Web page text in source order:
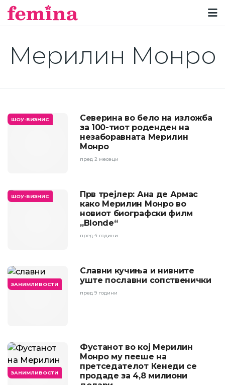
Мерилин Монро
ШОУ-БИЗНИС
Северина во бело на изложба
за 100-тиот роденден на
незаборавната Мерилин
Монро
пред 2 месеци
ШОУ-БИЗНИС
Прв трејлер: Ана де Армас
како Мерилин Монро во
новиот биографски филм
„Blonde“
пред 4 години
ЗАНИМЛИВОСТИ
Славни кучиња и нивните
уште пославни сопственички
пред 9 години
ЗАНИМЛИВОСТИ
Фустанот во кој Мерилин
Монро му пееше на
претседателот Кенеди се
продаде за 4,8 милиони